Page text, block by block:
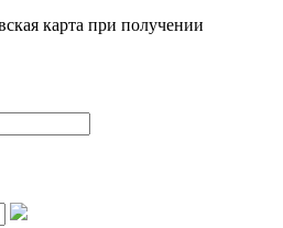
карта при получении